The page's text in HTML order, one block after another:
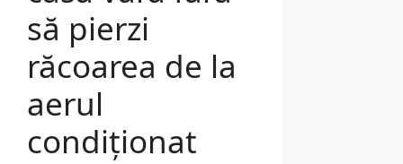
să pierzi
răcoarea de la
aerul
condiționat